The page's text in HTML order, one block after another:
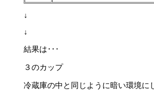
↓
↓
結果は･･･
３のカップ
冷蔵庫の中と同じように暗い環境に